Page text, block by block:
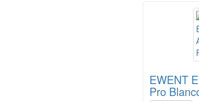
EWENT
Pro